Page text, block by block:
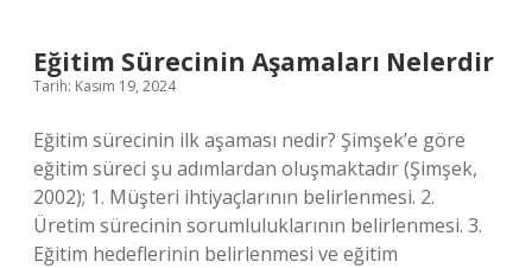
Eğitim Sürecinin Aşamaları Nelerdir
Tarih: Kasım 19, 2024
Eğitim sürecinin ilk aşaması nedir? Şimşek’e göre
eğitim süreci şu adımlardan oluşmaktadır (Şimşek,
2002); 1. Müşteri ihtiyaçlarının belirlenmesi. 2.
Üretim sürecinin sorumluluklarının belirlenmesi. 3.
Eğitim hedeflerinin belirlenmesi ve eğitim